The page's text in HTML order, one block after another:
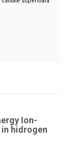
Ion-
hidrogen